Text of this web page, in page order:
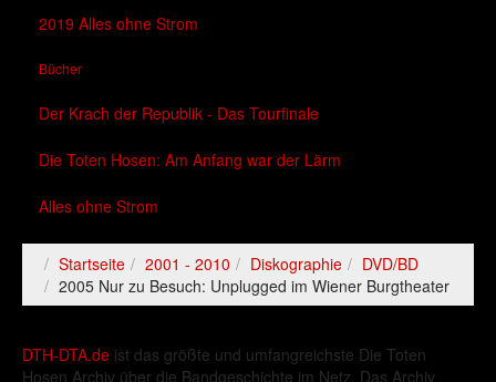
2019 Alles ohne Strom
Bücher
Der Krach der Republik - Das Tourfinale
Die Toten Hosen: Am Anfang war der Lärm
Alles ohne Strom
Startseite 2001 - 2010 Diskographie
DVD/BD
2005 Nur zu Besuch: Unplugged im Wiener Burgtheater
DTH-DTA.de ist das größte und umfangreichste Die Toten
Hosen Archiv über die Bandgeschichte im Netz. Das Archiv